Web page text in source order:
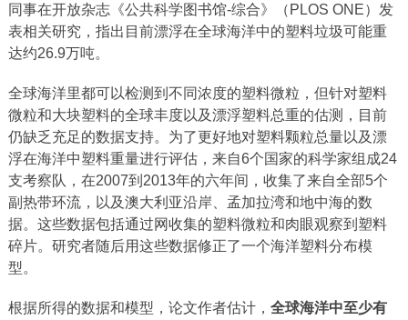
同事在开放杂志《公共科学图书馆-综合》（PLOS ONE）发
表相关研究，指出目前漂浮在全球海洋中的塑料垃圾可能重
达约26.9万吨。
全球海洋里都可以检测到不同浓度的塑料微粒，但针对塑料
微粒和大块塑料的全球丰度以及漂浮塑料总重的估测，目前
仍缺乏充足的数据支持。为了更好地对塑料颗粒总量以及漂
浮在海洋中塑料重量进行评估，来自6个国家的科学家组成24
支考察队，在2007到2013年的六年间，收集了来自全部5个
副热带环流，以及澳大利亚沿岸、孟加拉湾和地中海的数
据。这些数据包括通过网收集的塑料微粒和肉眼观察到塑料
碎片。研究者随后用这些数据修正了一个海洋塑料分布模
型。
根据所得的数据和模型，论文作者估计， 全球海洋中至少有